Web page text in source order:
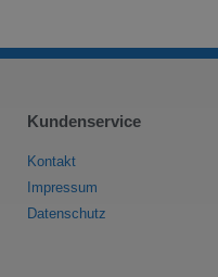
Kundenservice
Kontakt
Impressum
Datenschutz